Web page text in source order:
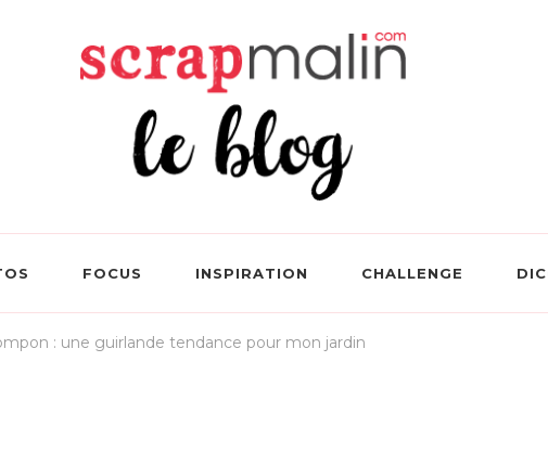
FOCUS INSPIRATION CHALLENGE
: une guirlande tendance pour mon jardin